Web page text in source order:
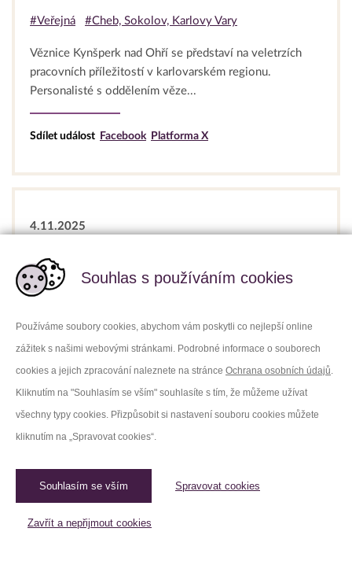
Souhlas s používáním cookies
Používáme soubory cookies, abychom vám poskytli co nejlepší online
zážitek s našimi webovými stránkami. Podrobné informace o souborech
cookies a jejich zpracování naleznete na stránce Ochrana osobních údajů.
Kliknutím na "Souhlasím se vším" souhlasíte s tím, že můžeme užívat
všechny typy cookies. Přizpůsobit si nastavení souboru cookies můžete
kliknutím na „Spravovat cookies“.
Souhlasím se vším Spravovat cookies
Zavřít a nepřijmout cookies
#Veřejná #Cheb, Sokolov, Karlovy Vary
Věznice Kynšperk nad Ohří se představí na veletrzích
pracovních příležitostí v karlovarském regionu.
Personalisté s oddělením věze...
Sdílet událost Facebook Platforma X
4.11.2025
Horní Slavkov
centru Sokolov.
4.11.2025
Hromadné darování krve - Věznice